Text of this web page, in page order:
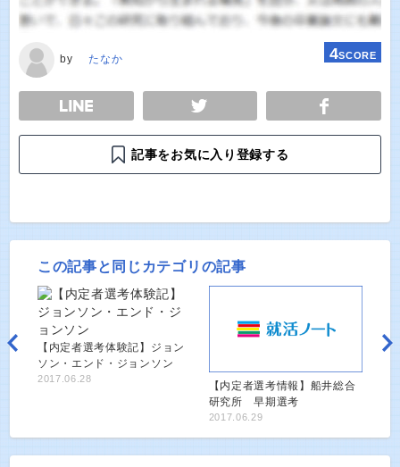
by たなか 4SCORE
TWEET
記事をお気に入り登録する
この記事と同じカテゴリの記事
【内定者選考体験記】ジョン
ソン・エンド・ジョンソン
2017.06.28
【内定者選考情報】船井総合
研究所 早期選考
2017.06.29